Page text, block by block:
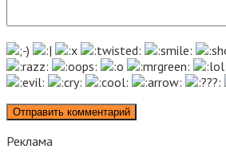
Реклама